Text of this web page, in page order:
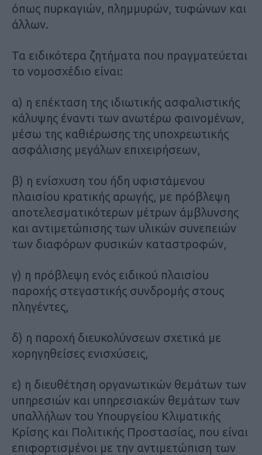
όπως πυρκαγιών, πλημμυρών, τυφώνων και
άλλων.
Τα ειδικότερα ζητήματα που πραγματεύεται
το νομοσχέδιο είναι:
α) η επέκταση της ιδιωτικής ασφαλιστικής
κάλυψης έναντι των ανωτέρω φαινομένων,
μέσω της καθιέρωσης της υποχρεωτικής
ασφάλισης μεγάλων επιχειρήσεων,
β) η ενίσχυση του ήδη υφιστάμενου
πλαισίου κρατικής αρωγής, με πρόβλεψη
αποτελεσματικότερων μέτρων άμβλυνσης
και αντιμετώπισης των υλικών συνεπειών
των διαφόρων φυσικών καταστροφών,
γ) η πρόβλεψη ενός ειδικού πλαισίου
παροχής στεγαστικής συνδρομής στους
πληγέντες,
δ) η παροχή διευκολύνσεων σχετικά με
χορηγηθείσες ενισχύσεις,
ε) η διευθέτηση οργανωτικών θεμάτων των
υπηρεσιών και υπηρεσιακών θεμάτων των
υπαλλήλων του Υπουργείου Κλιματικής
Κρίσης και Πολιτικής Προστασίας, που είναι
επιφορτισμένοι με την αντιμετώπιση των